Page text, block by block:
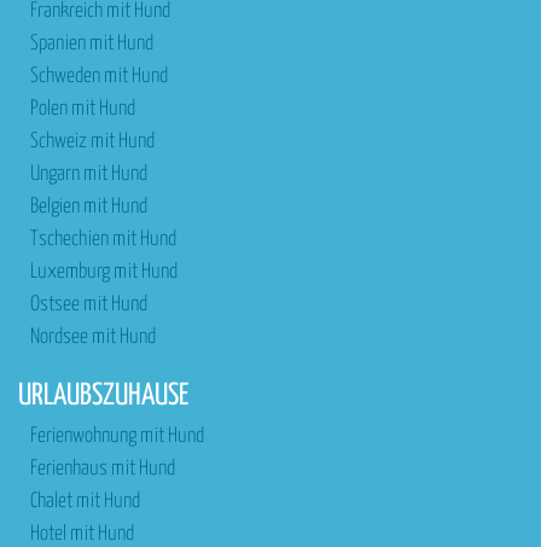
Frankreich mit Hund
Spanien mit Hund
Schweden mit Hund
Polen mit Hund
Schweiz mit Hund
Ungarn mit Hund
Belgien mit Hund
Tschechien mit Hund
Luxemburg mit Hund
Ostsee mit Hund
Nordsee mit Hund
URLAUBSZUHAUSE
Ferienwohnung mit Hund
Ferienhaus mit Hund
Chalet mit Hund
Hotel mit Hund